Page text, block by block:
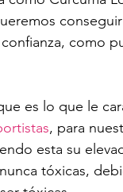
como
es lo que le
, para
esta su
tóxicas,